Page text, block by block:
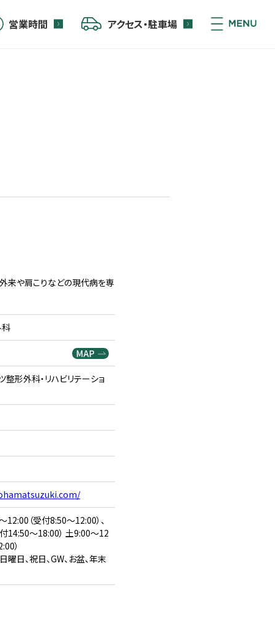
営業時間 アクセス・駐車場
来や肩こりなどの現代病を専
整形外科・リハビリテーショ
12:00（受付8:50～12:00）、
14:50～18:00） 土9:00～12
）
曜日、祝日、GW、お盆、年末